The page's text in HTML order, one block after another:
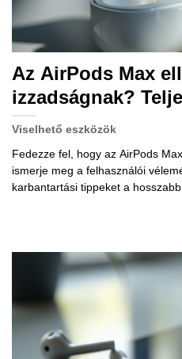
Az AirPods Max
izzadságnak?
Viselhető eszközök
Fedezze fel, hogy az AirPods
ismerje meg a felhasználói
karbantartási tippeket a